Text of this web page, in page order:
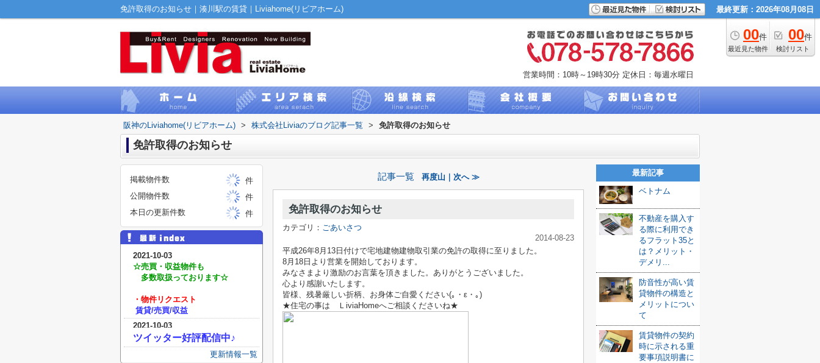
免許取得のお知らせ｜湊川駅の賃貸｜Liviahome(リビアホーム) 最終更新：2026年08月08日
00件
最近見た物件
00件
検討リスト
営業時間：10時～19時30分 定休日：毎週水曜日
阪神のLiviahome(リビアホーム) > 株式会社Liviaのブログ記事一覧 > 免許取得のお知らせ
免許取得のお知らせ
記事一覧 再度山｜次へ ≫
免許取得のお知らせ
カテゴリ： ごあいさつ
2014-08-23
平成26年8月13日付けで宅地建物建物取引業の免許の取得に至りました。
8月18日より営業を開始しております。
みなさまより激励のお言葉を頂きました。ありがとうございました。
心より感謝いたします。
皆様、残暑厳しい折柄、お身体ご自愛ください(｡・ε・｡)
★住宅の事は ＬiviaHomeへご相談くださいね★
最新記事
ベトナム
不動産を購入す
る際に利用でき
るフラット35と
は？メリット・
デメリ...
防音性が高い賃
貸物件の構造と
メリットについ
て
賃貸物件の契約
時に示される重
要事項説明書に
掲載物件数
件
公開物件数
件
本日の更新件数
件
2021-10-03
☆売買・収益物件も
多数取扱っております☆
・物件リクエスト
賃貸/売買/収益
2021-10-03
ツイッター好評配信中♪
更新情報一覧